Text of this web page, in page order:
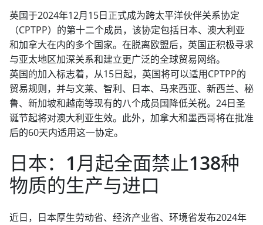
英国于2024年12月15日正式成为跨太平洋伙伴关系协定
（CPTPP）的第十二个成员，该协定包括日本、澳大利亚
和加拿大在内的多个国家。在脱离欧盟后，英国正积极寻求
与亚太地区加深关系和建立更广泛的全球贸易网络。
英国的加入标志着，从15日起，英国将可以适用CPTPP的
贸易规则，并与文莱、智利、日本、马来西亚、新西兰、秘
鲁、新加坡和越南等现有的八个成员国降低关税。24日圣
诞节起将对澳大利亚生效。此外，加拿大和墨西哥将在批准
后的60天内适用这一协定。
日本：1月起全面禁止138种
物质的生产与进口
近日，日本厚生劳动省、经济产业省、环境省发布2024年